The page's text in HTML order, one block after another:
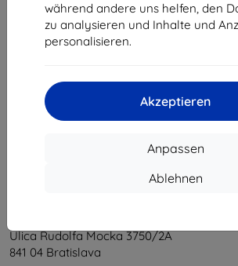
während andere uns helfen, den
zu analysieren und Inhalte und
personalisieren.
Akzeptieren
Anpassen
Ablehnen
Ulica Rudolfa Mocka 3750/2A
841 04 Bratislava